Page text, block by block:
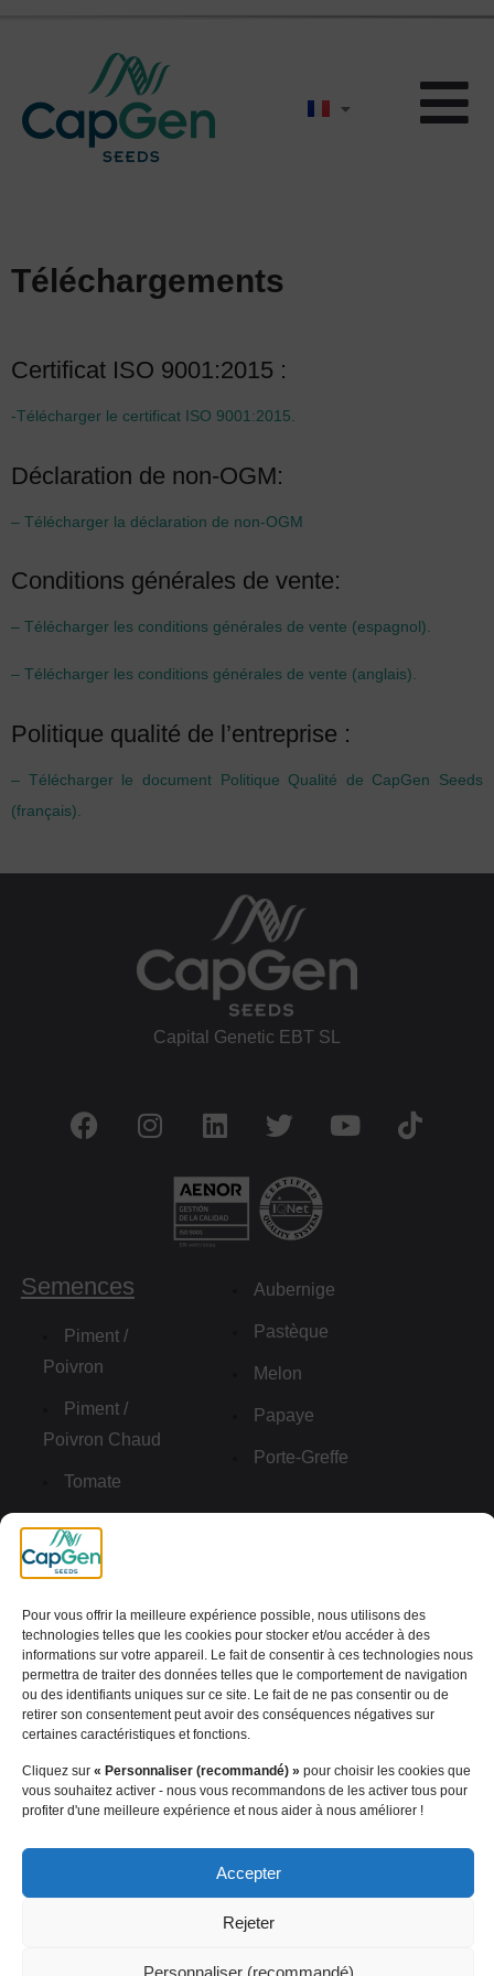
Pour vous offrir la meilleure expérience possible, nous utilisons des
technologies telles que les cookies pour stocker et/ou accéder à des
informations sur votre appareil. Le fait de consentir à ces technologies nous
permettra de traiter des données telles que le comportement de navigation
ou des identifiants uniques sur ce site. Le fait de ne pas consentir ou de
retirer son consentement peut avoir des conséquences négatives sur
certaines caractéristiques et fonctions.
Cliquez sur « Personnaliser (recommandé) » pour choisir les cookies que
vous souhaitez activer - nous vous recommandons de les activer tous pour
profiter d'une meilleure expérience et nous aider à nous améliorer !
Accepter
Rejeter
Personnaliser (recommandé)
Téléchargements
Certificat ISO 9001:2015 :
-Télécharger le certificat ISO 9001:2015.
Déclaration de non-OGM:
– Télécharger la déclaration de non-OGM
Conditions générales de vente:
– Télécharger les conditions générales de vente (espagnol).
– Télécharger les conditions générales de vente (anglais).
Politique qualité de l’entreprise :
– Télécharger le document Politique Qualité de CapGen Seeds
(français).
Capital Genetic EBT SL
Semences
Piment /
Poivron
Piment /
Poivron Chaud
Tomate
Cocombre
Courgette
Aubernige
Pastèque
Melon
Papaye
Porte-Greffe
Liens utiles
Téléchargements
Définition des termes
Visite virtuelle
Note Juridique
Cookies
Politique de Confidentialité
[wt_cli_manage_consent]